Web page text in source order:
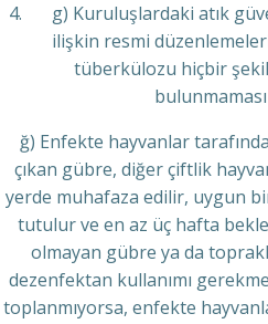
g) Kuruluşlardaki atık
ilişkin resmi
tüberkülozu hiçbir
ğ) Enfekte hayvanlar
çıkan gübre, diğer çiftlik
yerde muhafaza edilir, uygun
tutulur ve en az üç hafta
olmayan gübre ya da
dezenfektan kullanımı
toplanmıyorsa, enfekte